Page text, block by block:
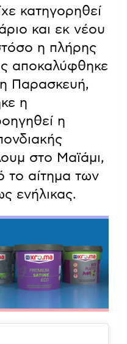
κατηγορηθεί
και εκ νέου
η πλήρης
αποκαλύφθηκε
Παρασκευή,
η
η
στο Μαϊάμι,
το αίτημα των
ενήλικας.